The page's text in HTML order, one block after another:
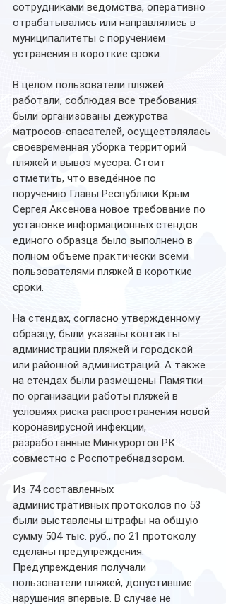
сотрудниками ведомства, оперативно
отрабатывались или направлялись в
муниципалитеты с поручением
устранения в короткие сроки.
В целом пользователи пляжей
работали, соблюдая все требования:
были организованы дежурства
матросов-спасателей, осуществлялась
своевременная уборка территорий
пляжей и вывоз мусора. Стоит
отметить, что введённое по
поручению Главы Республики Крым
Сергея Аксенова новое требование по
установке информационных стендов
единого образца было выполнено в
полном объёме практически всеми
пользователями пляжей в короткие
сроки.
На стендах, согласно утвержденному
образцу, были указаны контакты
администрации пляжей и городской
или районной администраций. А также
на стендах были размещены Памятки
по организации работы пляжей в
условиях риска распространения новой
коронавирусной инфекции,
разработанные Минкурортов РК
совместно с Роспотребнадзором.
Из 74 составленных
административных протоколов по 53
были выставлены штрафы на общую
сумму 504 тыс. руб., по 21 протоколу
сделаны предупреждения.
Предупреждения получали
пользователи пляжей, допустившие
нарушения впервые. В случае не